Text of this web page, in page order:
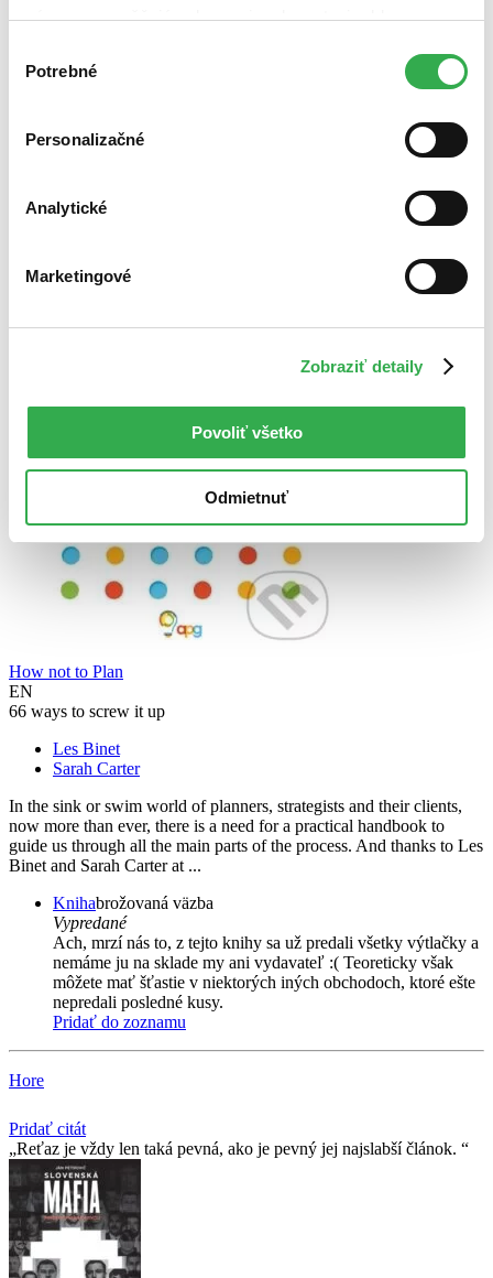
nám zas umožňujú zobrazenie relevantnej reklamy.
nám pomohlo, keby sme mohli používať všetky tieto
súhlasu
Potrebné
Personalizačné
Analytické
Marketingové
Zobraziť detaily
Povoliť všetko
Odmietnuť
Bestsellery
Najdrahšie
How not to Plan
EN
66 ways to screw it up
Les Binet
Sarah Carter
In the sink or swim world of planners, strategists and their clients,
now more than ever, there is a need for a practical handbook to
guide us through all the main parts of the process. And thanks to Les
Binet and Sarah Carter at ...
Knihabrožovaná väzba
Vypredané
Ach, mrzí nás to, z tejto knihy sa už predali všetky výtlačky a
nemáme ju na sklade my ani vydavateľ :( Teoreticky však
môžete mať šťastie v niektorých iných obchodoch, ktoré ešte
nepredali posledné kusy.
Pridať do zoznamu
Hore
Pridať citát
Reťaz je vždy len taká pevná, ako je pevný jej najslabší­ článok.